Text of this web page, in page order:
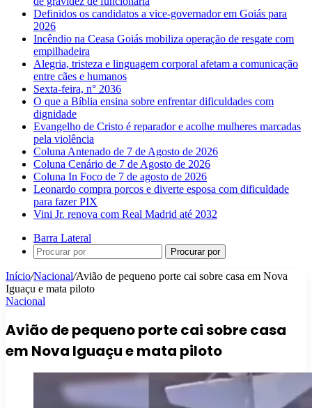
Definidos os candidatos a vice-governador em Goiás para
2026
Incêndio na Ceasa Goiás mobiliza operação de resgate com
empilhadeira
Alegria, tristeza e linguagem corporal afetam a comunicação
entre cães e humanos
Sexta-feira, n° 2036
O que a Bíblia ensina sobre enfrentar dificuldades com
dignidade
Evangelho de Cristo é reparador e acolhe mulheres marcadas
pela violência
Coluna Antenado de 7 de Agosto de 2026
Coluna Cenário de 7 de Agosto de 2026
Coluna In Foco de 7 de agosto de 2026
Leonardo compra porcos e diverte esposa com dificuldade
para fazer PIX
Vini Jr. renova com Real Madrid até 2032
Barra Lateral
Procurar por
Início/Nacional/Avião de pequeno porte cai sobre casa em Nova
Iguaçu e mata piloto
Nacional
Avião de pequeno porte cai sobre casa
em Nova Iguaçu e mata piloto